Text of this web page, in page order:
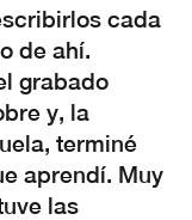
cada
de ahí.
grabado
y, la
terminé
aprendí. Muy
las